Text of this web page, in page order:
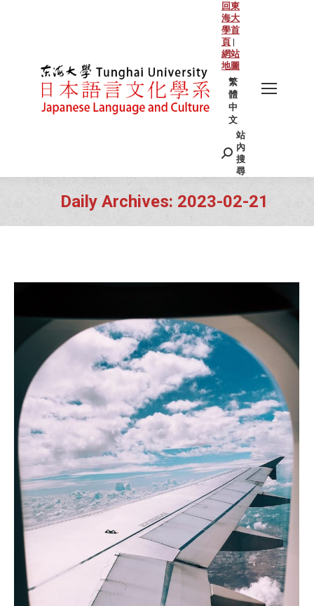
回東
海大
學首
頁 |
網站
地圖
繁
體
中
文
Search:
站
內
搜
尋
Daily Archives: 2023-02-21
You are here: